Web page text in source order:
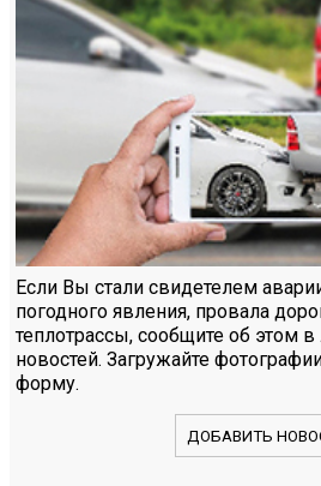
Если Вы стали свидетелем
погодного явления, провала
теплотрассы, сообщите об этом
новостей. Загружайте
форму.
ДОБАВИТЬ